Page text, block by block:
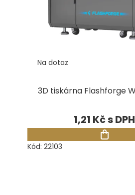
3D tiskárna Flashforge
Na dotaz
1,21 Kč
Kód: 22103